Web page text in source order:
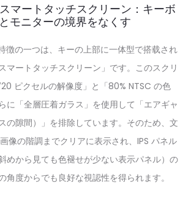
マートタッチスクリーン：キーボ
モニターの境界をなくす
徴の一つは、キーの上部に一体型で搭载され
マートタッチスクリーン」です。このスクリ
ピクセルの解像度」と「80% NTSC の色
に「全層圧着ガラス」を使用して「エアギャ
の隙間）」を排除しています。そのため、文
像の階調までクリアに表示され、IPS パネル
めから見ても色褪せが少ない表示パネル）の
角度からでも良好な視認性を得られます。